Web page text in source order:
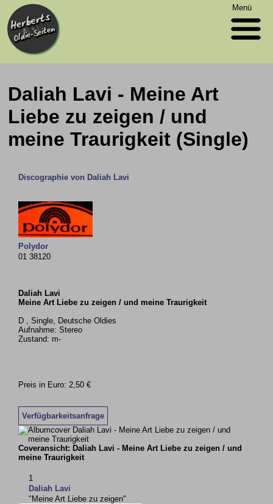
Menü
Daliah Lavi - Meine Art
Liebe zu zeigen / und
meine Traurigkeit (Single)
Discographie von Daliah Lavi
Polydor
01 38120
Daliah Lavi
Meine Art Liebe zu zeigen / und meine Traurigkeit
D , Single, Deutsche Oldies
Aufnahme: Stereo
Zustand: m-
Preis in Euro: 2,50 €
Verfügbarkeitsanfrage
Coveransicht: Daliah Lavi - Meine Art Liebe zu zeigen / und
meine Traurigkeit
1
Daliah Lavi
"Meine Art Liebe zu zeigen"